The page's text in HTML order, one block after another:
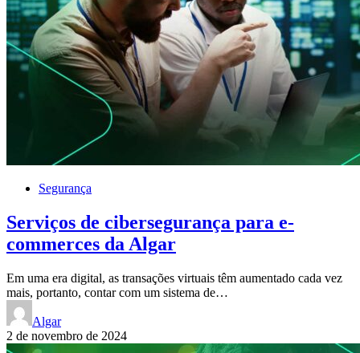
Segurança
Serviços de cibersegurança para e-
commerces da Algar
Em uma era digital, as transações virtuais têm aumentado cada vez
mais, portanto, contar com um sistema de…
Algar
2 de novembro de 2024